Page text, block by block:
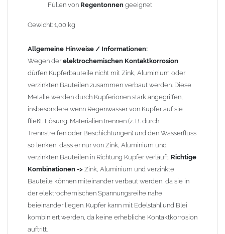
manchmal nötig, oder es muss sogar das Rohr ober- und
werden.
Zusammenbau vonMetall-Regenfallrohren mit KG- und HT-
Rohren: Der direkte Zusammenbau von Metall- und
Kunststoffrohren ist aufgrund der unterschiedlichen
Wandstärken nur eingeschränkt möglich. Zu diesem Zweck
führen wir einige Adapter in unserem Sortiment. Bei Fragen
stehen wir Ihnen gern zur Verfügung.
Füllen von Regentonnen geeignet
Gewicht: 1,00 kg
Allgemeine Hinweise / Informationen:
Wegen derelektrochemischen Kontaktkorrosion
dürfen Kupferbauteile nicht mit Zink, Aluminium oder
verzinkten Bauteilen zusammen verbaut werden. Diese
Metalle werden durch Kupferionen stark angegriffen,
insbesondere wenn Regenwasser von Kupfer auf sie
fließt. Lösung: Materialien trennen (z. B. durch
Trennstreifen oder Beschichtungen) und den Wasserfluss
so lenken, dass er nur von Zink, Aluminium und
verzinkten Bauteilen in Richtung Kupfer verläuft. Richtige
Kombinationen -> Zink, Aluminium und verzinkte
Bauteile können miteinander verbaut werden, da sie in
der elektrochemischen Spannungsreihe nahe
beieinander liegen. Kupfer kann mit Edelstahl und Blei
kombiniert werden, da keine erhebliche Kontaktkorrosion
auftritt.